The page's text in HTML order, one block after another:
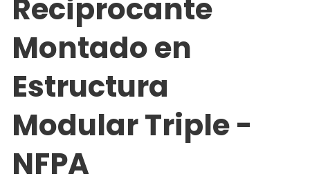
Reciprocante
Montado en
Estructura
Modular Triple -
NFPA